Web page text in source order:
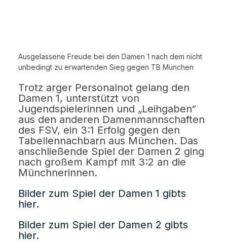
Ausgelassene Freude bei den Damen 1 nach dem nicht
unbedingt zu erwartenden Sieg gegen TB München
Trotz arger Personalnot gelang den
Damen 1, unterstützt von
Jugendspielerinnen und „Leihgaben“
aus den anderen Damenmannschaften
des FSV, ein 3:1 Erfolg gegen den
Tabellennachbarn aus München. Das
anschließende Spiel der Damen 2 ging
nach großem Kampf mit 3:2 an die
Münchnerinnen.
Bilder zum Spiel der Damen 1 gibts
hier.
Bilder zum Spiel der Damen 2 gibts
hier.